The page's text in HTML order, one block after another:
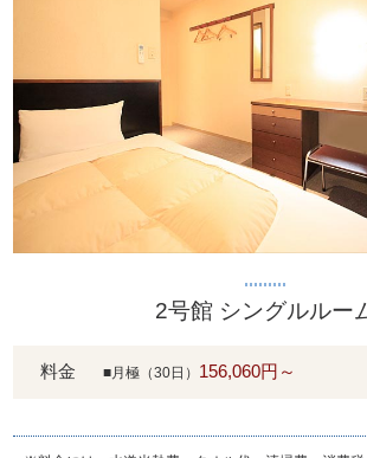
2号館 シングルルー
料金 ■月極（30日） 156,060円～